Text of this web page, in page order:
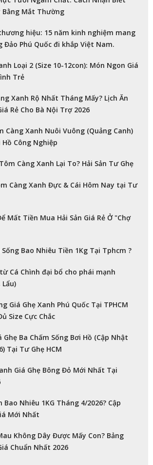
Bằng Mắt Thường
hiệu: 15 năm kinh nghiệm mang
Đảo Phú Quốc đi khắp Việt Nam.
Loại 2 (Size 10-12con): Món Ngon Giá
Trẻ
Xanh Rộ Nhất Tháng Mấy? Lịch Ăn
Rẻ Cho Bà Nội Trợ 2026
Càng Xanh Nuôi Vuông (Quảng Canh)
Công Nghiệp
Càng Xanh Lại To? Hải Sản Tư Ghẹ
Càng Xanh Đực & Cái Hôm Nay tại Tư
Mất Tiền Mua Hải Sản Giá Rẻ Ở "Chợ
Sống Bao Nhiêu Tiền 1Kg Tại Tphcm ?
Cá Chình đại bổ cho phái mạnh
Giá Ghẹ Xanh Phú Quốc Tại TPHCM
Size Cực Chắc
Ghẹ Ba Chấm Sống Bơi Hồ (Cập Nhật
Tại Tư Ghẹ HCM
Giá Ghẹ Bông Đỏ Mới Nhất Tại
Bao Nhiêu 1KG Tháng 4/2026? Cập
Mới Nhất
Không Dây Được Mấy Con? Bảng
Chuẩn Nhất 2026